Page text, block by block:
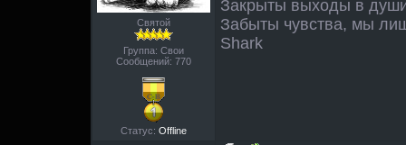
Святой
Группа: Свои
Сообщений: 770
Статус: Offline
Закрыты выходы в
Забыты чувства, мы
Shark